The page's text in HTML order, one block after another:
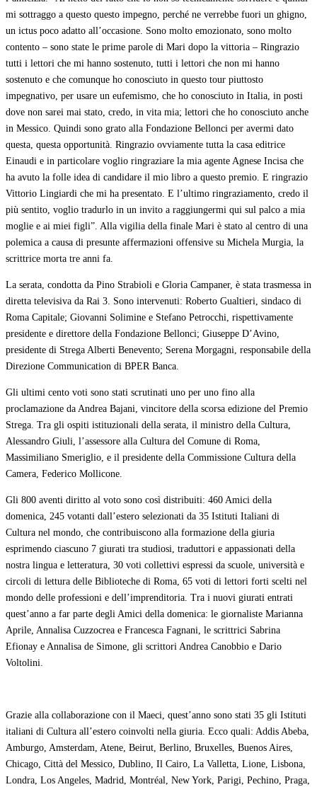
mi sottraggo a questo questo impegno, perché ne verrebbe fuori un ghigno,
un ictus poco adatto all’occasione. Sono molto emozionato, sono molto
contento – sono state le prime parole di Mari dopo la vittoria – Ringrazio
tutti i lettori che mi hanno sostenuto, tutti i lettori che non mi hanno
sostenuto e che comunque ho conosciuto in questo tour piuttosto
impegnativo, per usare un eufemismo, che ho conosciuto in Italia, in posti
dove non sarei mai stato, credo, in vita mia; lettori che ho conosciuto anche
in Messico. Quindi sono grato alla Fondazione Bellonci per avermi dato
questa, questa opportunità. Ringrazio ovviamente tutta la casa editrice
Einaudi e in particolare voglio ringraziare la mia agente Agnese Incisa che
ha avuto la folle idea di candidare il mio libro a questo premio. E ringrazio
Vittorio Lingiardi che mi ha presentato. E l’ultimo ringraziamento, credo il
più sentito, voglio tradurlo in un invito a raggiungermi qui sul palco a mia
moglie e ai miei figli”. Alla vigilia della finale Mari è stato al centro di una
polemica a causa di presunte affermazioni offensive su Michela Murgia, la
scrittrice morta tre anni fa.
La serata, condotta da Pino Strabioli e Gloria Campaner, è stata trasmessa in
diretta televisiva da Rai 3. Sono intervenuti: Roberto Gualtieri, sindaco di
Roma Capitale; Giovanni Solimine e Stefano Petrocchi, rispettivamente
presidente e direttore della Fondazione Bellonci; Giuseppe D’Avino,
presidente di Strega Alberti Benevento; Serena Morgagni, responsabile della
Direzione Communication di BPER Banca.
Gli ultimi cento voti sono stati scrutinati uno per uno fino alla
proclamazione da Andrea Bajani, vincitore della scorsa edizione del Premio
Strega. Tra gli ospiti istituzionali della serata, il ministro della Cultura,
Alessandro Giuli, l’assessore alla Cultura del Comune di Roma,
Massimiliano Smeriglio, e il presidente della Commissione Cultura della
Camera, Federico Mollicone.
Gli 800 aventi diritto al voto sono così distribuiti: 460 Amici della
domenica, 245 votanti dall’estero selezionati da 35 Istituti Italiani di
Cultura nel mondo, che contribuiscono alla formazione della giuria
esprimendo ciascuno 7 giurati tra studiosi, traduttori e appassionati della
nostra lingua e letteratura, 30 voti collettivi espressi da scuole, università e
circoli di lettura delle Biblioteche di Roma, 65 voti di lettori forti scelti nel
mondo delle professioni e dell’imprenditoria. Tra i nuovi giurati entrati
quest’anno a far parte degli Amici della domenica: le giornaliste Marianna
Aprile, Annalisa Cuzzocrea e Francesca Fagnani, le scrittrici Sabrina
Efionay e Annalisa de Simone, gli scrittori Andrea Canobbio e Dario
Voltolini.
Grazie alla collaborazione con il Maeci, quest’anno sono stati 35 gli Istituti
italiani di Cultura all’estero coinvolti nella giuria. Ecco quali: Addis Abeba,
Amburgo, Amsterdam, Atene, Beirut, Berlino, Bruxelles, Buenos Aires,
Chicago, Città del Messico, Dublino, Il Cairo, La Valletta, Lione, Lisbona,
Londra, Los Angeles, Madrid, Montréal, New York, Parigi, Pechino, Praga,